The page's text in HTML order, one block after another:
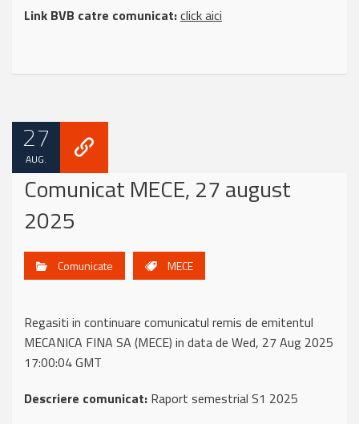
Link BVB catre comunicat:click aici
27
AUG.
Comunicat MECE, 27 august
2025
Comunicate MECE
Regasiti in continuare comunicatul remis de emitentul
MECANICA FINA SA (MECE) in data de Wed, 27 Aug 2025
17:00:04 GMT
Descriere comunicat: Raport semestrial S1 2025